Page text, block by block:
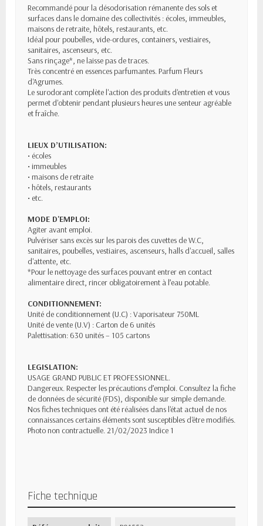
Recommandé pour la désodorisation rémanente des sols et
surfaces dans le domaine des collectivités : écoles, immeubles,
maisons de retraite, hôtels, restaurants, etc.
Idéal pour poubelles, vide-ordures, containers, vestiaires,
sanitaires, ascenseurs, etc.
Sans rinçage*, ne laisse pas de traces.
Très concentré en essences parfumantes. Parfum Fleurs
d'Agrumes.
Le surodorant complète l'action des produits d'entretien et vous
permet d'obtenir pendant plusieurs heures une senteur agréable
et fraîche.
LIEUX D’UTILISATION:
• écoles
• immeubles
• maisons de retraite
• hôtels, restaurants
• etc.
MODE D'EMPLOI:
Agiter avant emploi.
Pulvériser sans excès sur les parois des cuvettes de W.C,
sanitaires, poubelles, vestiaires, ascenseurs, halls d'accueil, salles
d'attente, etc.
*Pour le nettoyage des surfaces pouvant entrer en contact
alimentaire direct, rincer obligatoirement à l’eau potable.
CONDITIONNEMENT:
Unité de conditionnement (U.C) : Vaporisateur 750ML
Unité de vente (U.V) : Carton de 6 unités
Palettisation: 630 unités – 105 cartons
LEGISLATION:
USAGE GRAND PUBLIC ET PROFESSIONNEL.
Dangereux. Respecter les précautions d’emploi. Consultez la fiche
de données de sécurité (FDS), disponible sur simple demande.
Nos fiches techniques ont été réalisées dans l'état actuel de nos
connaissances certains éléments sont susceptibles d'être modifiés.
Photo non contractuelle. 21/02/2023 Indice 1
Fiche technique